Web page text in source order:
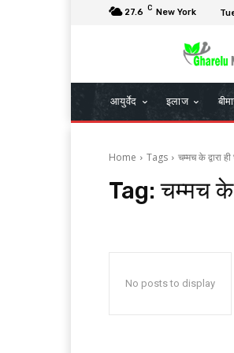
27.6 C New York
आयुर्वेद इलाज
Home Tags चम्मच के द्वारा
Tag:चम्मच के
No posts to display